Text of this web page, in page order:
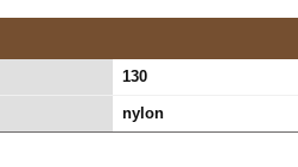
130
nylon